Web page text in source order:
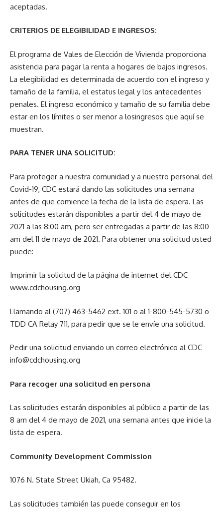
aceptadas.
CRITERIOS DE ELEGIBILIDAD E INGRESOS:
El programa de Vales de Elección de Vivienda proporciona
asistencia para pagar la renta a hogares de bajos ingresos.
La elegibilidad es determinada de acuerdo con el ingreso y
tamaño de la familia, el estatus legal y los antecedentes
penales. El ingreso económico y tamaño de su familia debe
estar en los límites o ser menor a losingresos que aquí se
muestran.
PARA TENER UNA SOLICITUD:
Para proteger a nuestra comunidad y a nuestro personal del
Covid-19, CDC estará dando las solicitudes una semana
antes de que comience la fecha de la lista de espera. Las
solicitudes estarán disponibles a partir del 4 de mayo de
2021 a las 8:00 am, pero ser entregadas a partir de las 8:00
am del 11 de mayo de 2021. Para obtener una solicitud usted
puede:
Imprimir la solicitud de la página de internet del CDC
www.cdchousing.org
Llamando al (707) 463-5462 ext. 101 o al 1-800-545-5730 o
TDD CA Relay 711, para pedir que se le envíe una solicitud.
Pedir una solicitud enviando un correo electrónico al CDC
info@cdchousing.org
Para recoger una solicitud en persona
Las solicitudes estarán disponibles al público a partir de las
8 am del 4 de mayo de 2021, una semana antes que inicie la
lista de espera.
Community Development Commission
1076 N. State Street Ukiah, Ca 95482.
Las solicitudes también las puede conseguir en los